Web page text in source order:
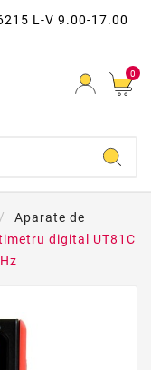
L-V 9.00-17.00
0
Aparate de
digital UT81C